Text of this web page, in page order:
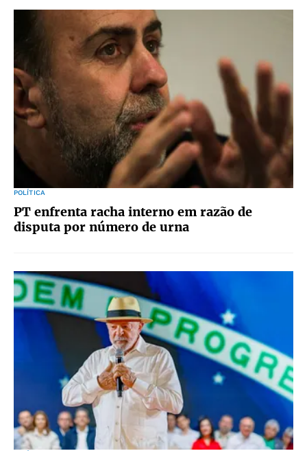
POLÍTICA
PT enfrenta racha interno em razão de
disputa por número de urna